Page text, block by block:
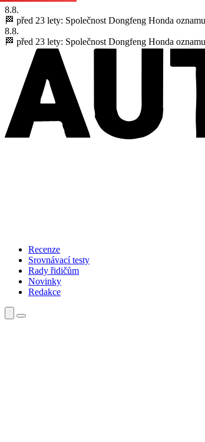
8.8.
🏁 před 23 lety: Společnost Dongfeng Honda
8.8.
🏁 před 23 lety: Společnost Dongfeng Honda
Recenze
Srovnávací testy
Rady řidičům
Novinky
Redakce